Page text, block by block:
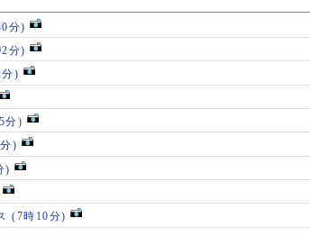
分)
分)
)
分)
)
)
(7時10分)